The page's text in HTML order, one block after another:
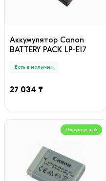
Аккумулятор Canon
BATTERY PACK LP-E17
Есть в наличии
27 034 ₸
Популярный